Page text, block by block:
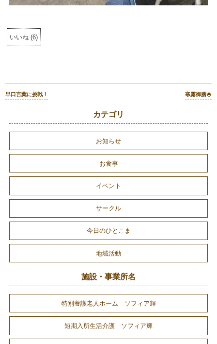
いいね (6)
早口言葉に挑戦！ 寒露御膳🍚
カテゴリ
お知らせ
お食事
イベント
サークル
今日のひとこま
地域活動
施設・事業所名
特別養護老人ホーム ソフィア輝
短期入所生活介護 ソフィア輝